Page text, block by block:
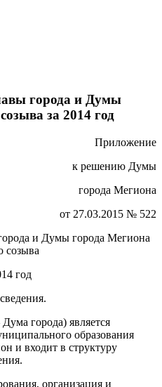
города и Думы
за 2014 год
Приложение
к решению Думы
города Мегиона
от 27.03.2015 № 522
и Думы города Мегиона
созыва
год
города) является
образования
и входит в структуру
организация и